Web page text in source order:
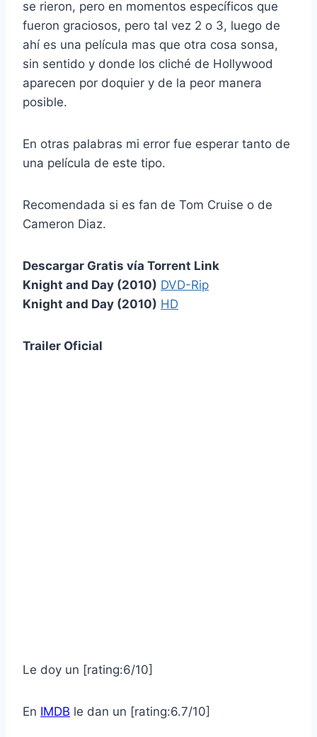
se rieron, pero en momentos específicos que
fueron graciosos, pero tal vez 2 o 3, luego de
ahí es una película mas que otra cosa sonsa,
sin sentido y donde los cliché de Hollywood
aparecen por doquier y de la peor manera
posible.
En otras palabras mi error fue esperar tanto de
una película de este tipo.
Recomendada si es fan de Tom Cruise o de
Cameron Diaz.
Descargar Gratis vía Torrent Link
Knight and Day (2010) DVD-Rip
Knight and Day (2010) HD
Trailer Oficial
Le doy un [rating:6/10]
En IMDB le dan un [rating:6.7/10]